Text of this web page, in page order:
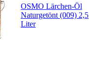
OSMO Lärchen-Öl
Naturgetönt (009) 2,5
Liter